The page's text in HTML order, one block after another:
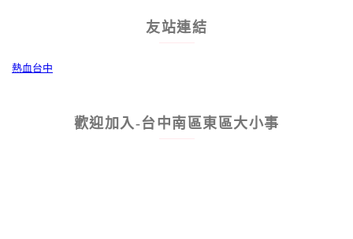
友站連結
熱血台中
歡迎加入-台中南區東區大小事